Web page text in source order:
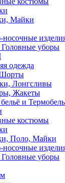
Майки
носочные
уборы
одежда
Лонгсливы
Жакеты
и
костюмы
Поло, Майки
носочные
уборы